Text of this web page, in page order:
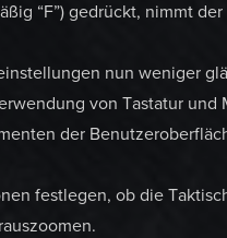
“F”) gedrückt, nimmt
nun weniger
von Tastatur und
der
festlegen, ob die